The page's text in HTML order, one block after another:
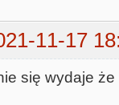
11-17
się wydaje